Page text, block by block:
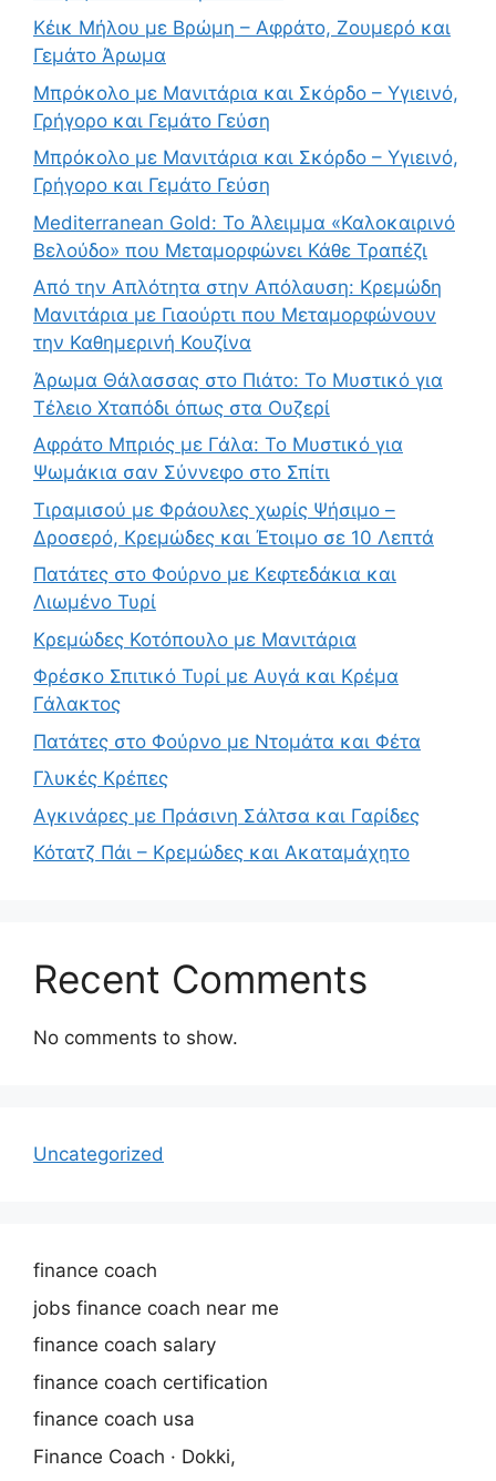
Κέικ Μήλου με Βρώμη – Αφράτο, Ζουμερό και
Γεμάτο Άρωμα
Μπρόκολο με Μανιτάρια και Σκόρδο – Υγιεινό,
Γρήγορο και Γεμάτο Γεύση
Μπρόκολο με Μανιτάρια και Σκόρδο – Υγιεινό,
Γρήγορο και Γεμάτο Γεύση
Mediterranean Gold: Το Άλειμμα «Καλοκαιρινό
Βελούδο» που Μεταμορφώνει Κάθε Τραπέζι
Από την Απλότητα στην Απόλαυση: Κρεμώδη
Μανιτάρια με Γιαούρτι που Μεταμορφώνουν
την Καθημερινή Κουζίνα
Άρωμα Θάλασσας στο Πιάτο: Το Μυστικό για
Τέλειο Χταπόδι όπως στα Ουζερί
Αφράτο Μπριός με Γάλα: Το Μυστικό για
Ψωμάκια σαν Σύννεφο στο Σπίτι
Τιραμισού με Φράουλες χωρίς Ψήσιμο –
Δροσερό, Κρεμώδες και Έτοιμο σε 10 Λεπτά
Πατάτες στο Φούρνο με Κεφτεδάκια και
Λιωμένο Τυρί
Κρεμώδες Κοτόπουλο με Μανιτάρια
Φρέσκο Σπιτικό Τυρί με Αυγά και Κρέμα
Γάλακτος
Πατάτες στο Φούρνο με Ντομάτα και Φέτα
Γλυκές Κρέπες
Αγκινάρες με Πράσινη Σάλτσα και Γαρίδες
Κότατζ Πάι – Κρεμώδες και Ακαταμάχητο
Recent Comments
No comments to show.
Uncategorized
finance coach
jobs finance coach near me
finance coach salary
finance coach certification
finance coach usa
Finance Coach · Dokki,